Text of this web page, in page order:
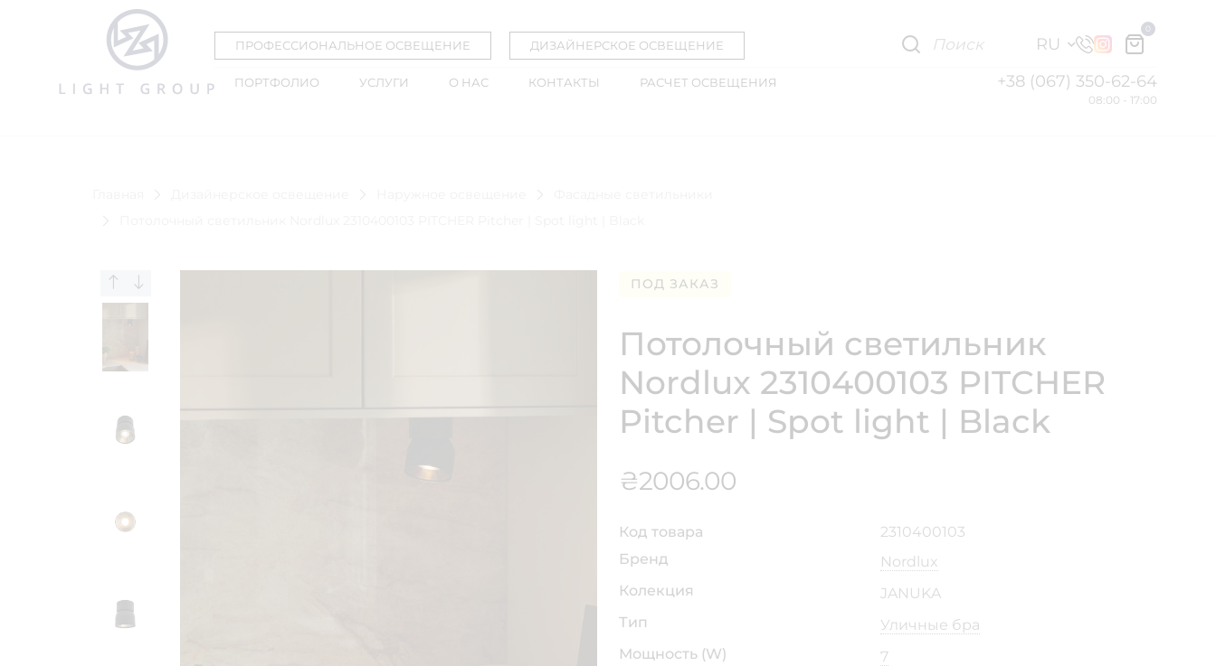
ПРОФЕССИОНАЛЬНОЕ ОСВЕЩЕНИЕ ДИЗАЙНЕРСКОЕ ОСВЕЩЕНИЕ RU
0
ПОРТФОЛИО УСЛУГИ О НАС КОНТАКТЫ РАСЧЕТ ОСВЕЩЕНИЯ +38 (067) 350-62-64
08:00 - 17:00
ПОД ЗАКАЗ
Потолочный светильник
Nordlux 2310400103 PITCHER
Pitcher | Spot light | Black
₴2006.00
Код товара
2310400103
Бренд
Nordlux
Колекция
JANUKA
Тип
Уличные бра
Мощность (W)
7